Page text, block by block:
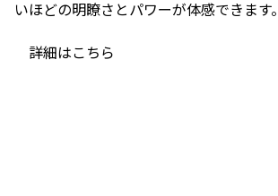
いほどの明瞭さとパワーが体感できます。
詳細はこちら